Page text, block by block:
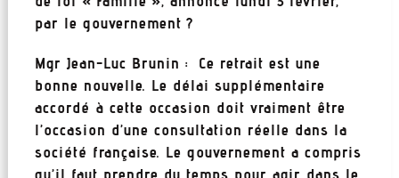
par le gouvernement ?
Mgr Jean-Luc Brunin : Ce retrait est une
bonne nouvelle. Le délai supplémentaire
accordé à cette occasion doit vraiment être
l’occasion d’une consultation réelle dans la
société française. Le gouvernement a compris
qu’il faut prendre du temps pour agir dans le